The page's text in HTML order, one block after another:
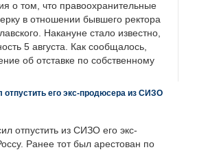
о том, что правоохранительные
в отношении бывшего ректора
Накануне стало известно,
5 августа. Как сообщалось,
об отставке по собственному
отпустить его экс-продюсера из СИЗО
отпустить из СИЗО его экс-
Ранее тот был арестован по